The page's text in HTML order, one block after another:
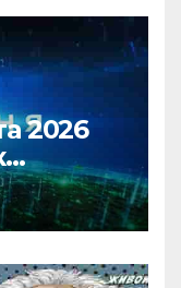
2026
НТВ